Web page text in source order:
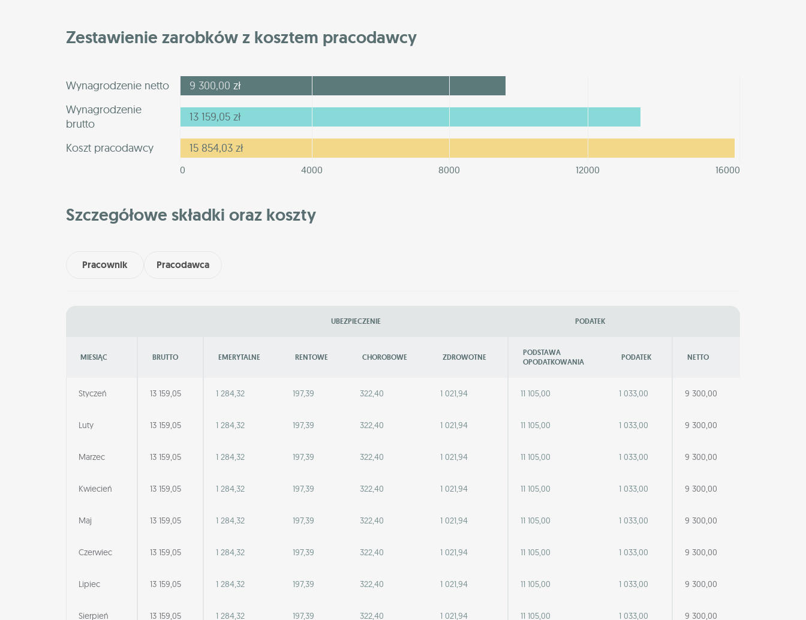
Zestawienie zarobków z kosztem pracodawcy
Wynagrodzenie netto 9 300,00 zł
Wynagrodzenie
brutto
13 159,05 zł
Koszt pracodawcy 15 854,03 zł
0 4000 8000 12000 16000
Szczegółowe składki oraz koszty
Pracownik Pracodawca
UBEZPIECZENIE PODATEK
MIESIĄC BRUTTO EMERYTALNE RENTOWE CHOROBOWE ZDROWOTNE
PODSTAWA
OPODATKOWANIA
PODATEK NETTO
Styczeń 13 159,05 1 284,32 197,39 322,40 1 021,94 11 105,00 1 033,00 9 300,00
Luty 13 159,05 1 284,32 197,39 322,40 1 021,94 11 105,00 1 033,00 9 300,00
Marzec 13 159,05 1 284,32 197,39 322,40 1 021,94 11 105,00 1 033,00 9 300,00
Kwiecień 13 159,05 1 284,32 197,39 322,40 1 021,94 11 105,00 1 033,00 9 300,00
Maj 13 159,05 1 284,32 197,39 322,40 1 021,94 11 105,00 1 033,00 9 300,00
Czerwiec 13 159,05 1 284,32 197,39 322,40 1 021,94 11 105,00 1 033,00 9 300,00
Lipiec 13 159,05 1 284,32 197,39 322,40 1 021,94 11 105,00 1 033,00 9 300,00
Sierpień 13 159,05 1 284,32 197,39 322,40 1 021,94 11 105,00 1 033,00 9 300,00